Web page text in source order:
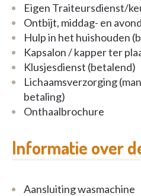
Eigen Traiteursdienst/
Ontbijt, middag- en
Hulp in het huishouden
Kapsalon / kapper ter
Klusjesdienst (betalend)
Lichaamsverzorging
betaling)
Onthaalbrochure
Informatie over
Aansluiting wasmachine